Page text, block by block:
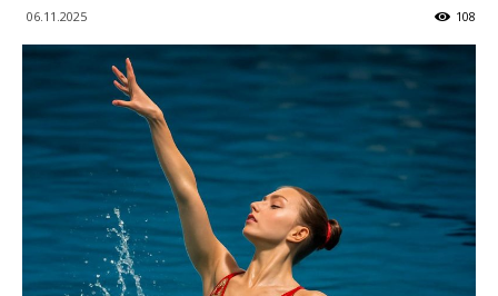
06.11.2025 108